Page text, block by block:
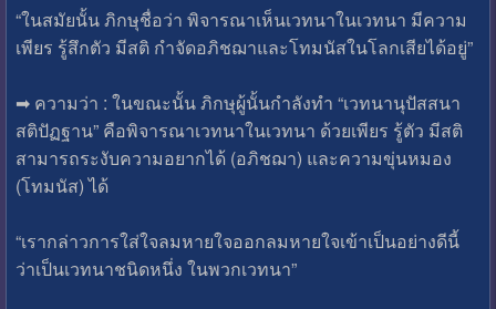
“ในสมัยนั้น ภิกษุชื่อว่า พิจารณาเห็นเวทนาในเวทนา มีความ
เพียร รู้สึกตัว มีสติ กำจัดอภิชฌาและโทมนัสในโลกเสียได้อยู่”
➡ ความว่า : ในขณะนั้น ภิกษุผู้นั้นกำลังทำ “เวทนานุปัสสนา
สติปัฏฐาน” คือพิจารณาเวทนาในเวทนา ด้วยเพียร รู้ตัว มีสติ
สามารถระงับความอยากได้ (อภิชฌา) และความขุ่นหมอง
(โทมนัส) ได้
“เรากล่าวการใส่ใจลมหายใจออกลมหายใจเข้าเป็นอย่างดีนี้
ว่าเป็นเวทนาชนิดหนึ่ง ในพวกเวทนา”